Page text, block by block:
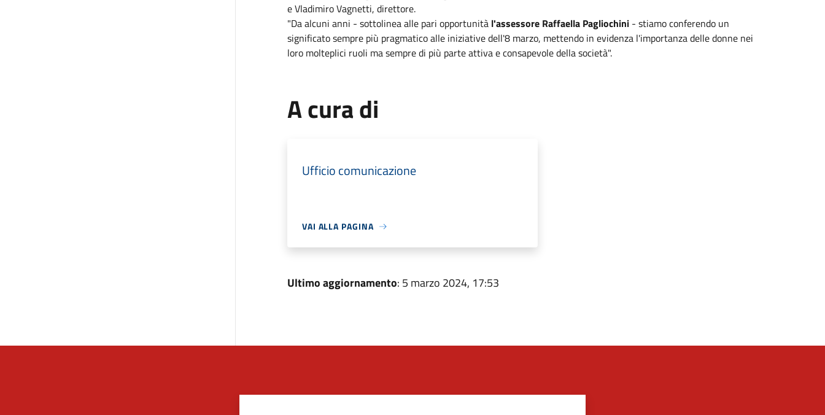
e Vladimiro Vagnetti, direttore.
"Da alcuni anni - sottolinea alle pari opportunitàl'assessore Raffaella Pagliochini- stiamo conferendo un
significato sempre più pragmatico alle iniziative dell'8 marzo, mettendo in evidenza l'importanza delle donne nei
loro molteplici ruoli ma sempre di più parte attiva e consapevole della società".
A cura di
Ufficio comunicazione
VAI ALLA PAGINA
Ultimo aggiornamento: 5 marzo 2024, 17:53